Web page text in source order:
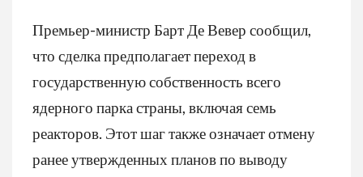
Премьер-министр Барт Де Вевер сообщил,
что сделка предполагает переход в
государственную собственность всего
ядерного парка страны, включая семь
реакторов. Этот шаг также означает отмену
ранее утвержденных планов по выводу